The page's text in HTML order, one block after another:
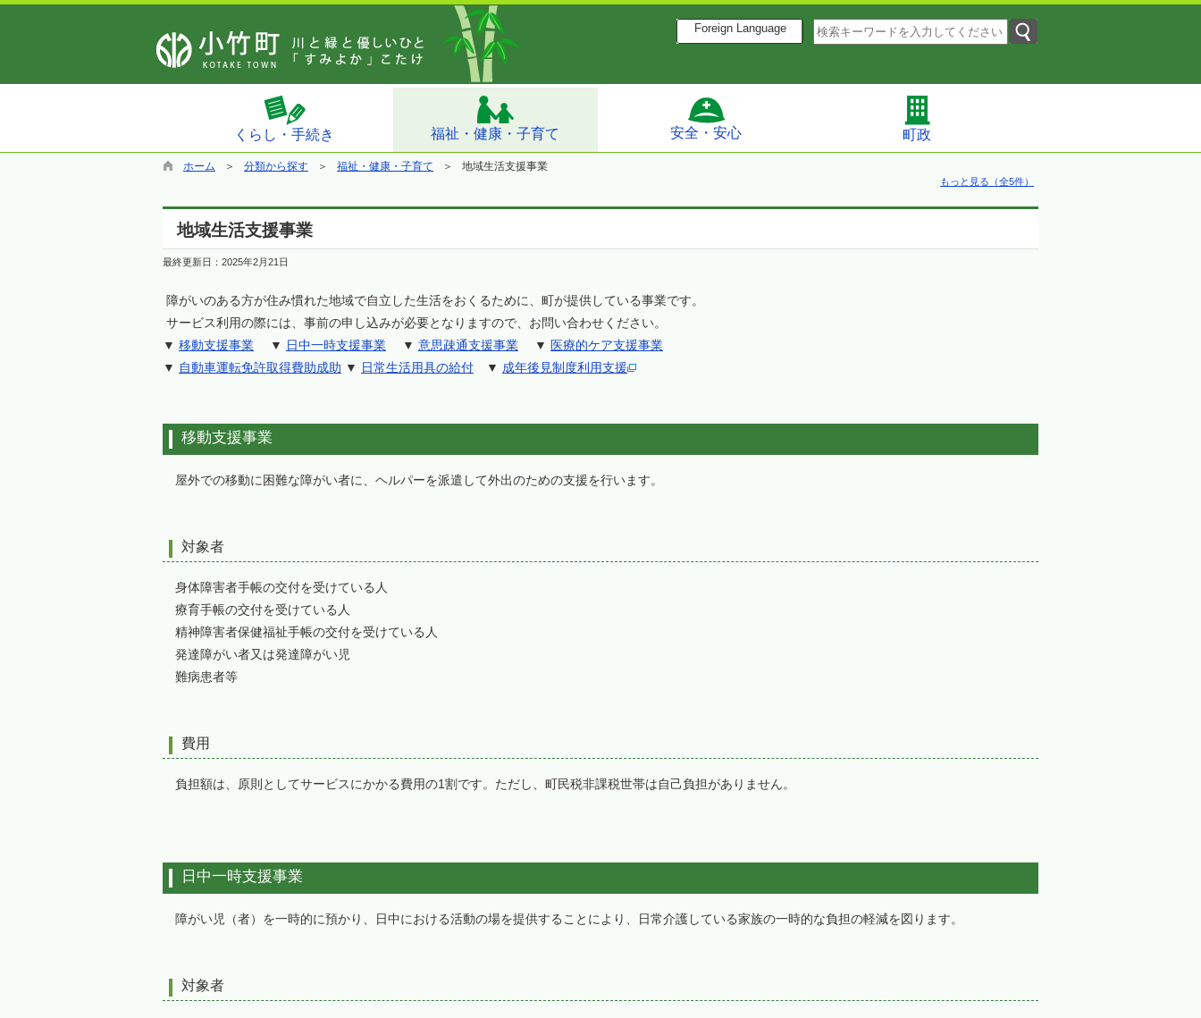
Foreign Language
くらし・手続き 福祉・健康・子育て 安全・安心 町政
ホーム 分類から探す 福祉・健康・子育て 地域生活支援事業
もっと見る（全5件）
地域生活支援事業
最終更新日： 2025年2月21日
障がいのある方が住み慣れた地域で自立した生活をおくるために、町が提供している事業です。
サービス利用の際には、事前の申し込みが必要となりますので、お問い合わせください。
▼ 移動支援事業 ▼ 日中一時支援事業 ▼ 意思疎通支援事業 ▼ 医療的ケア支援事業
▼ 自動車運転免許取得費助成助 ▼ 日常生活用具の給付 ▼ 成年後見制度利用支援
移動支援事業
屋外での移動に困難な障がい者に、ヘルパーを派遣して外出のための支援を行います。
対象者
身体障害者手帳の交付を受けている人
療育手帳の交付を受けている人
精神障害者保健福祉手帳の交付を受けている人
発達障がい者又は発達障がい児
難病患者等
費用
負担額は、原則としてサービスにかかる費用の1割です。ただし、町民税非課税世帯は自己負担がありません。
日中一時支援事業
障がい児（者）を一時的に預かり、日中における活動の場を提供することにより、日常介護している家族の一時的な負担の軽減を図ります。
対象者